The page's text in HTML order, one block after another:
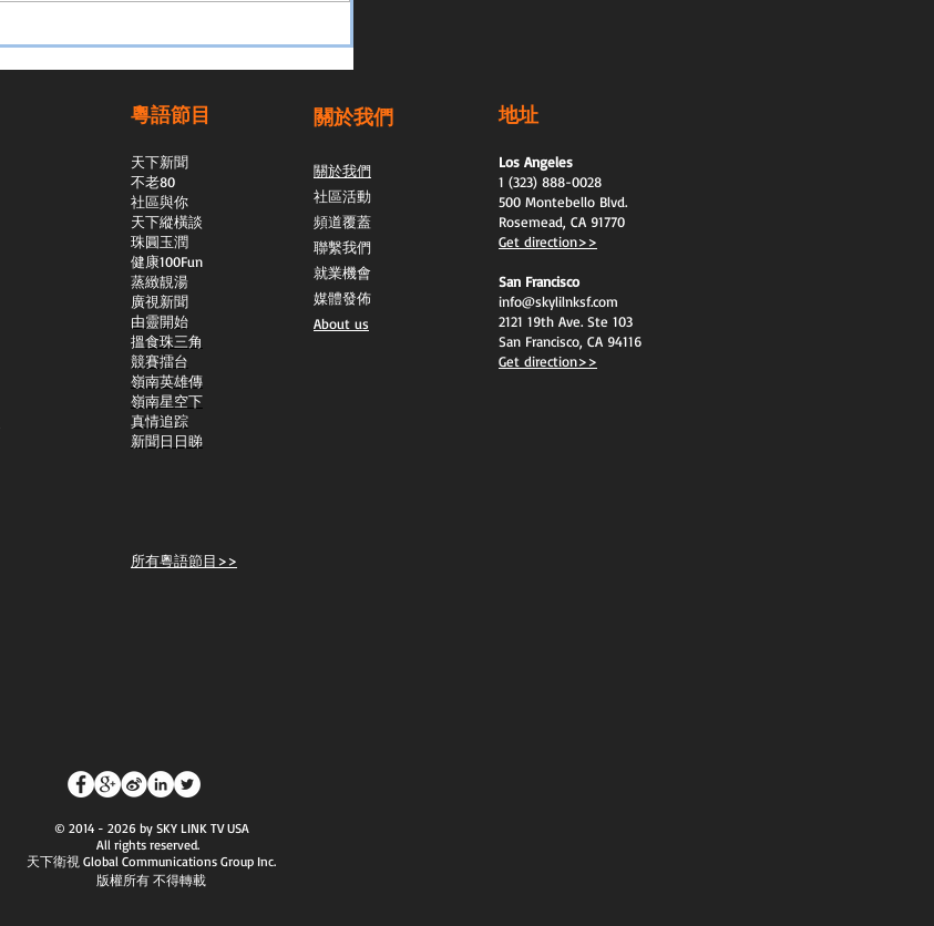
粵語節目
天下新聞
不老80
社區與你
天下縱橫談
​珠圓玉潤
​健康100Fun
蒸緻靚湯
​廣視新聞
由靈開始
搵食珠三角
競賽擂台
嶺南英雄傳
嶺南星空下
真情追踪
新聞日日睇
所有粵語節目>>
關於我們
關於我們
社區活動
頻道覆蓋
聯繫我們
就業機會
媒體發佈
About us
地址
Los Angeles
1 (323) 888-0028
500 Montebello Blvd.
Rosemead, CA 91770
Get direction>>
San Francisco
info@skylilnksf.com
2121 19th Ave. Ste 103
San Francisco, CA 94116
Get direction>>
© 2014 - 2026 by SKY LINK TV USA
All rights reserved.
天下衛視 Global Communications Group Inc.
版權所有 不得轉載